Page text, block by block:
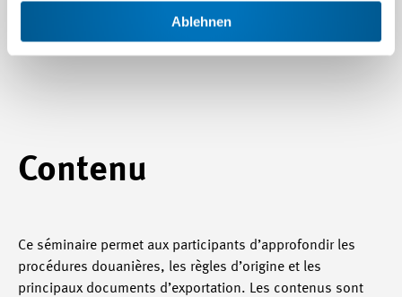
Ablehnen
Contenu
Ce séminaire permet aux participants d’approfondir les
procédures douanières, les règles d’origine et les
principaux documents d’exportation. Les contenus sont